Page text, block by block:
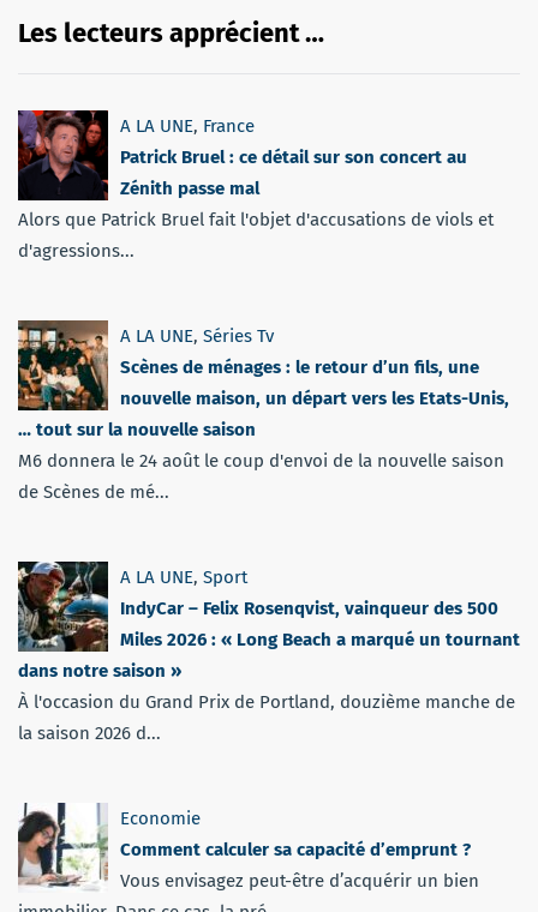
Les lecteurs apprécient …
A LA UNE, France
Patrick Bruel : ce détail sur son concert au
Zénith passe mal
Alors que Patrick Bruel fait l'objet d'accusations de viols et
d'agressions...
A LA UNE, Séries Tv
Scènes de ménages : le retour d’un fils, une
nouvelle maison, un départ vers les Etats-Unis,
… tout sur la nouvelle saison
M6 donnera le 24 août le coup d'envoi de la nouvelle saison
de Scènes de mé...
A LA UNE, Sport
IndyCar – Felix Rosenqvist, vainqueur des 500
Miles 2026 : « Long Beach a marqué un tournant
dans notre saison »
À l'occasion du Grand Prix de Portland, douzième manche de
la saison 2026 d...
Economie
Comment calculer sa capacité d’emprunt ?
Vous envisagez peut-être d’acquérir un bien